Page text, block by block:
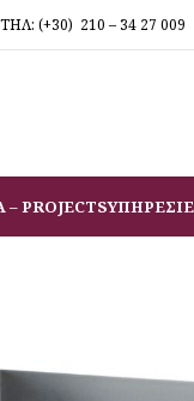
ΤΗΛ: (+30) 210 – 34 27 009
– PROJECTS